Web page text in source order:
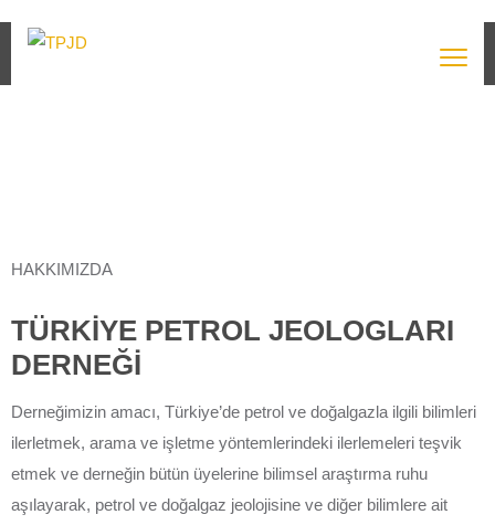
HAKKIMIZDA
TÜRKİYE PETROL JEOLOGLARI
DERNEĞİ
Derneğimizin amacı, Türkiye’de petrol ve doğalgazla ilgili bilimleri
ilerletmek, arama ve işletme yöntemlerindeki ilerlemeleri teşvik
etmek ve derneğin bütün üyelerine bilimsel araştırma ruhu
aşılayarak, petrol ve doğalgaz jeolojisine ve diğer bilimlere ait